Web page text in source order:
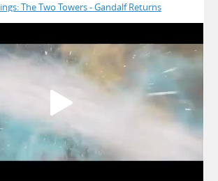
The Two Towers - Gandalf Returns